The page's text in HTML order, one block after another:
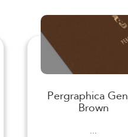
Pergraphica
Brown
...